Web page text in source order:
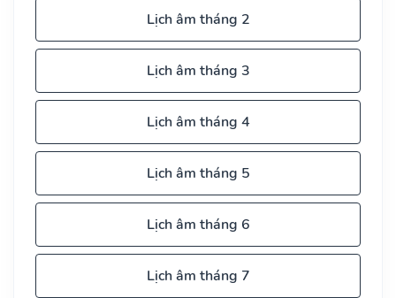
Lịch âm tháng 2
Lịch âm tháng 3
Lịch âm tháng 4
Lịch âm tháng 5
Lịch âm tháng 6
Lịch âm tháng 7